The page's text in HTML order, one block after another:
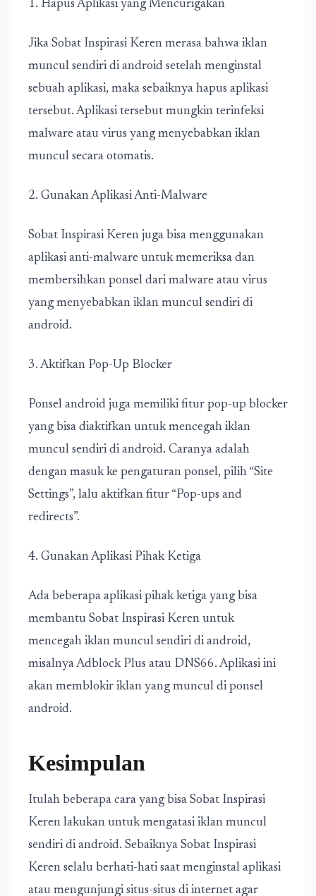
1. Hapus Aplikasi yang Mencurigakan
Jika Sobat Inspirasi Keren merasa bahwa iklan
muncul sendiri di android setelah menginstal
sebuah aplikasi, maka sebaiknya hapus aplikasi
tersebut. Aplikasi tersebut mungkin terinfeksi
malware atau virus yang menyebabkan iklan
muncul secara otomatis.
2. Gunakan Aplikasi Anti-Malware
Sobat Inspirasi Keren juga bisa menggunakan
aplikasi anti-malware untuk memeriksa dan
membersihkan ponsel dari malware atau virus
yang menyebabkan iklan muncul sendiri di
android.
3. Aktifkan Pop-Up Blocker
Ponsel android juga memiliki fitur pop-up blocker
yang bisa diaktifkan untuk mencegah iklan
muncul sendiri di android. Caranya adalah
dengan masuk ke pengaturan ponsel, pilih “Site
Settings”, lalu aktifkan fitur “Pop-ups and
redirects”.
4. Gunakan Aplikasi Pihak Ketiga
Ada beberapa aplikasi pihak ketiga yang bisa
membantu Sobat Inspirasi Keren untuk
mencegah iklan muncul sendiri di android,
misalnya Adblock Plus atau DNS66. Aplikasi ini
akan memblokir iklan yang muncul di ponsel
android.
Kesimpulan
Itulah beberapa cara yang bisa Sobat Inspirasi
Keren lakukan untuk mengatasi iklan muncul
sendiri di android. Sebaiknya Sobat Inspirasi
Keren selalu berhati-hati saat menginstal aplikasi
atau mengunjungi situs-situs di internet agar